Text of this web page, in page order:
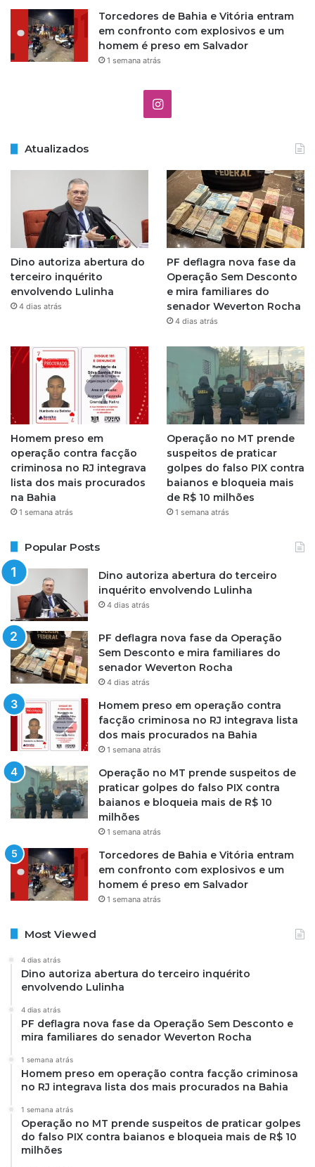
Torcedores de Bahia e Vitória entram
em confronto com explosivos e um
homem é preso em Salvador
1 semana atrás
I
t
a
g
r
a
m
Atualizados
Dino autoriza abertura do
terceiro inquérito
envolvendo Lulinha
4 dias atrás
PF deflagra nova fase da
Operação Sem Desconto
e mira familiares do
senador Weverton Rocha
4 dias atrás
Homem preso em
operação contra facção
criminosa no RJ integrava
lista dos mais procurados
na Bahia
1 semana atrás
Operação no MT prende
suspeitos de praticar
golpes do falso PIX contra
baianos e bloqueia mais
de R$ 10 milhões
1 semana atrás
Popular Posts
Dino autoriza abertura do terceiro
inquérito envolvendo Lulinha
4 dias atrás
PF deflagra nova fase da Operação
Sem Desconto e mira familiares do
senador Weverton Rocha
4 dias atrás
Homem preso em operação contra
facção criminosa no RJ integrava lista
dos mais procurados na Bahia
1 semana atrás
Operação no MT prende suspeitos de
praticar golpes do falso PIX contra
baianos e bloqueia mais de R$ 10
milhões
1 semana atrás
Torcedores de Bahia e Vitória entram
em confronto com explosivos e um
homem é preso em Salvador
1 semana atrás
Most Viewed
4 dias atrás
Dino autoriza abertura do terceiro inquérito
envolvendo Lulinha
4 dias atrás
PF deflagra nova fase da Operação Sem Desconto e
mira familiares do senador Weverton Rocha
1 semana atrás
Homem preso em operação contra facção criminosa
no RJ integrava lista dos mais procurados na Bahia
1 semana atrás
Operação no MT prende suspeitos de praticar golpes
do falso PIX contra baianos e bloqueia mais de R$ 10
milhões